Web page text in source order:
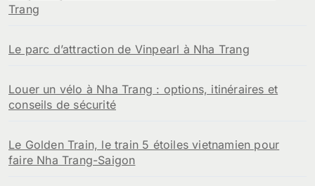
Trang
Le parc d’attraction de Vinpearl à Nha Trang
Louer un vélo à Nha Trang : options, itinéraires et
conseils de sécurité
Le Golden Train, le train 5 étoiles vietnamien pour
faire Nha Trang-Saigon